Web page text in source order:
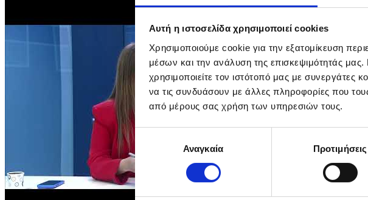
Αυτή η ιστοσελίδα χρησιμοποιεί cookies
Χρησιμοποιούμε cookie για την εξατομίκευση
μέσων και την ανάλυση της επισκεψιμότητάς
χρησιμοποιείτε τον ιστότοπό μας με συνεργάτες
να τις συνδυάσουν με άλλες πληροφορίες που
από μέρους σας χρήση των υπηρεσιών τους.
συγκατάθεσηςΑναγκαία Προτιμήσεις